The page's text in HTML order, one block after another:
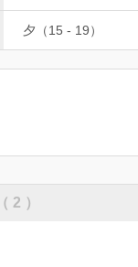
夕（15 - 19）
（ 2 ）